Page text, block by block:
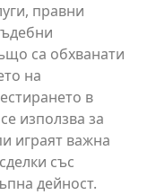
правни
са обхванати
на
в
използва за
играят важна
със
дейност.